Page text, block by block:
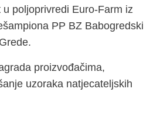
poljoprivredi Euro-Farm iz
PP BZ Babogredski
proizvođačima,
uzoraka natjecateljskih